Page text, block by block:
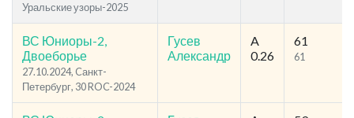
Уральские узоры-2025
ВС Юниоры-2,
Двоеборье
27.10.2024, Cанкт-
Петербург, 30 ROC-2024
Гусев
Александр
A
0.26
61
61